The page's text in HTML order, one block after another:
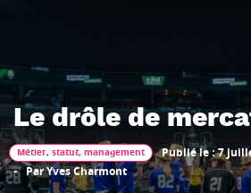
communication
publique
Le drôle de
Métier, statut, management Publié le :7
ParYves Charmont